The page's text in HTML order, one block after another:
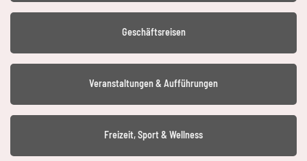
Geschäftsreisen
Veranstaltungen & Aufführungen
Freizeit, Sport & Wellness